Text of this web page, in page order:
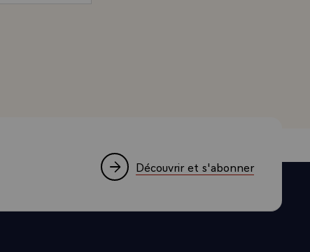
le
ils en
£ de
de la République, sur le rôle du CEA dans
Découvrir et s'abonner